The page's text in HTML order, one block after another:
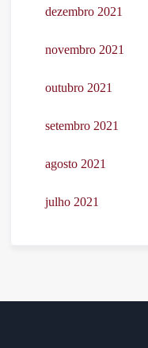
dezembro 2021
novembro 2021
outubro 2021
setembro 2021
agosto 2021
julho 2021